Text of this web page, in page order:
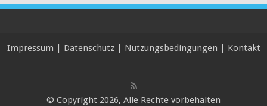
Impressum | Datenschutz| Nutzungsbedingungen | Kontakt
© Copyright 2026, Alle Rechte vorbehalten